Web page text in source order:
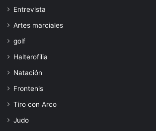
Entrevista
Artes marciales
golf
Halterofilia
Natación
Frontenis
Tiro con Arco
Judo